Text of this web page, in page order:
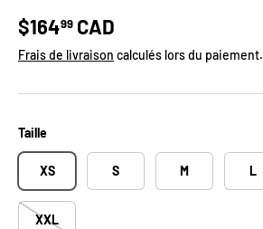
Prix habituel
$16499 CAD
Frais de livraison calculés lors du paiement.
Taille
XS S M L
XXL